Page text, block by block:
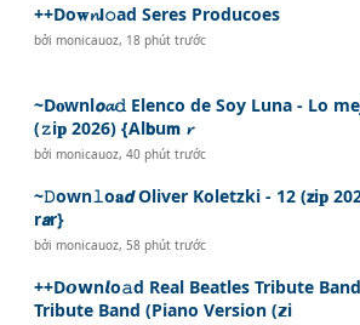
++Do𝐰𝓷𝗹𝚘ad Seres Producoes
bởimonicauoz, 18 phút trước
~D𝐨wnl𝙤𝓪𝚍 Elenco de Soy Luna - Lo
(𝚣i𝐩 2026) {Al𝗯u𝗺 𝓻
bởimonicauoz,40 phút trước
~𝙳own𝚕o𝐚𝙙 Oliver Koletzki - 12 (𝘇i𝐩
r𝙖r}
bởimonicauoz, 58 phút trước
++D𝙤𝘄n𝙡o𝚊d Real Beatles Tribute
Tribute Band (Piano Version (𝘇i